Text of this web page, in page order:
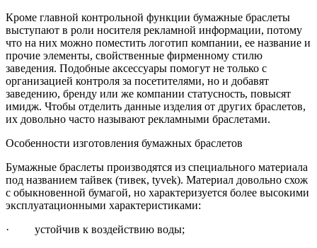
Кроме главной контрольной функции бумажные браслеты
выступают в роли носителя рекламной информации, потому
что на них можно поместить логотип компании, ее название и
прочие элементы, свойственные фирменному стилю
заведения. Подобные аксессуары помогут не только с
организацией контроля за посетителями, но и добавят
заведению, бренду или же компании статусность, повысят
имидж. Чтобы отделить данные изделия от других браслетов,
их довольно часто называют рекламными браслетами.
Особенности изготовления бумажных браслетов
Бумажные браслеты производятся из специального материала
под названием тайвек (тивек, tyvek). Материал довольно схож
с обыкновенной бумагой, но характеризуется более высокими
эксплуатационными характеристиками:
· устойчив к воздействию воды;